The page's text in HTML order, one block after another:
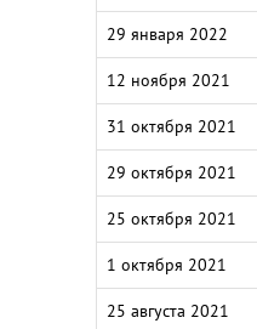
29 января 2022
12 ноября 2021
31 октября 2021
29 октября 2021
25 октября 2021
1 октября 2021
25 августа 2021